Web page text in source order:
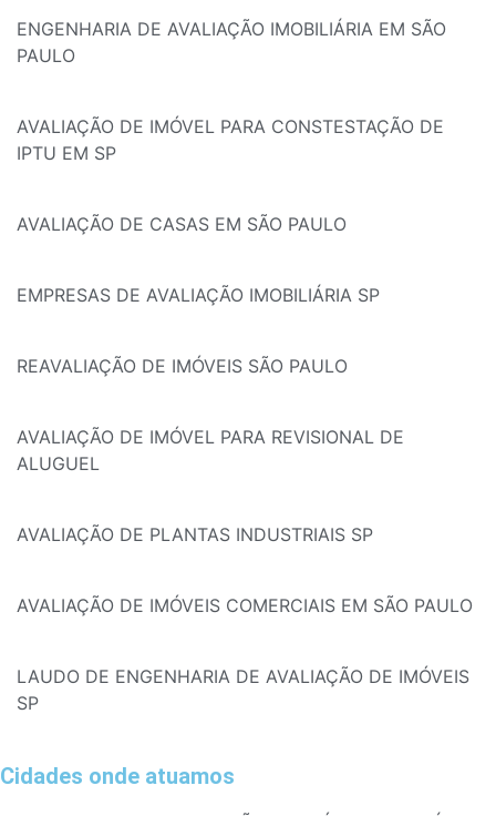
ENGENHARIA DE AVALIAÇÃO IMOBILIÁRIA EM SÃO
PAULO
AVALIAÇÃO DE IMÓVEL PARA CONSTESTAÇÃO DE
IPTU EM SP
AVALIAÇÃO DE CASAS EM SÃO PAULO
EMPRESAS DE AVALIAÇÃO IMOBILIÁRIA SP
REAVALIAÇÃO DE IMÓVEIS SÃO PAULO
AVALIAÇÃO DE IMÓVEL PARA REVISIONAL DE
ALUGUEL
AVALIAÇÃO DE PLANTAS INDUSTRIAIS SP
AVALIAÇÃO DE IMÓVEIS COMERCIAIS EM SÃO PAULO
LAUDO DE ENGENHARIA DE AVALIAÇÃO DE IMÓVEIS
SP
Cidades onde atuamos